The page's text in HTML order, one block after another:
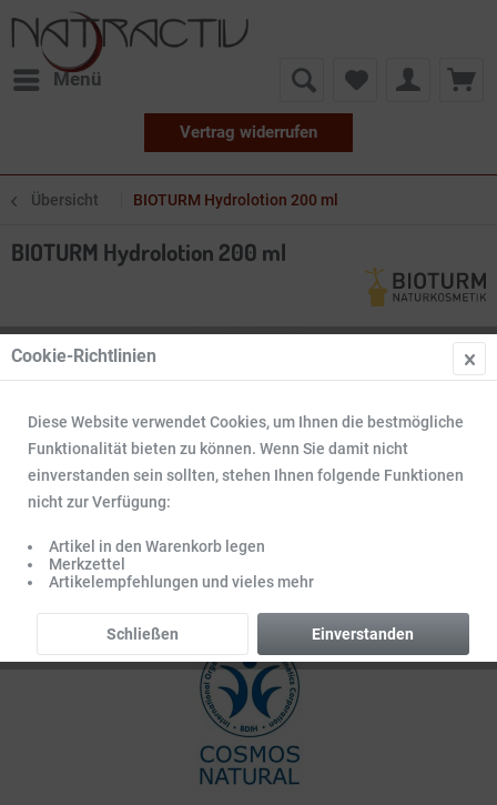
Menü
Vertrag widerrufen
Übersicht BIOTURM Hydrolotion 200 ml
BIOTURM Hydrolotion 200 ml
Cookie-Richtlinien
Diese Website verwendet Cookies, um Ihnen die bestmögliche
Funktionalität bieten zu können. Wenn Sie damit nicht
einverstanden sein sollten, stehen Ihnen folgende Funktionen
nicht zur Verfügung:
Artikel in den Warenkorb legen
Merkzettel
Artikelempfehlungen und vieles mehr
Einverstanden
Schließen